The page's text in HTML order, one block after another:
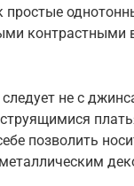
контрастными
не с
позволить